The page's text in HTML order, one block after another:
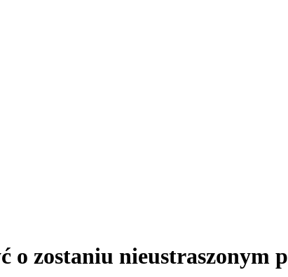
o zostaniu nieustraszonym